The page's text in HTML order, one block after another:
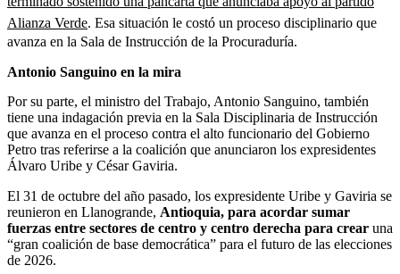
Alianza Verde. Esa situación le costó un proceso disciplinario que
avanza en la Sala de Instrucción de la Procuraduría.
Antonio Sanguino en la mira
Por su parte, el ministro del Trabajo, Antonio Sanguino, también
tiene una indagación previa en la Sala Disciplinaria de Instrucción
que avanza en el proceso contra el alto funcionario del Gobierno
Petro tras referirse a la coalición que anunciaron los expresidentes
Álvaro Uribe y César Gaviria.
El 31 de octubre del año pasado, los expresidente Uribe y Gaviria se
reunieron en Llanogrande, Antioquia, para acordar sumar
fuerzas entre sectores de centro y centro derecha para crear una
“gran coalición de base democrática” para el futuro de las elecciones
de 2026.